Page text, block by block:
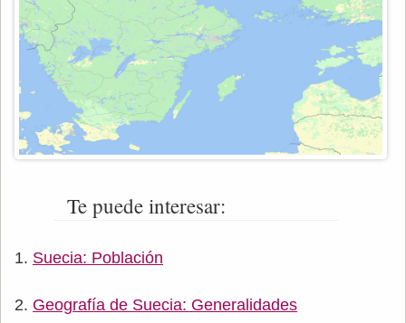
Te puede interesar:
Suecia: Población
Geografía de Suecia: Generalidades